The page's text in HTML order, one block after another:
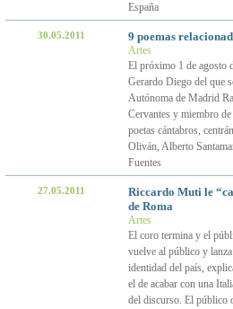
España
30.05.2011 9 poemas
Artes
El próximo 1 de agosto
Gerardo Diego del que
Autónoma de Madrid
Cervantes y miembro
poetas cántabros,
Oliván, Alberto
Fuentes
27.05.2011
Riccardo Muti le
de Roma
Artes
El coro termina y el
vuelve al público y
identidad del país,
el de acabar con una
del discurso. El público